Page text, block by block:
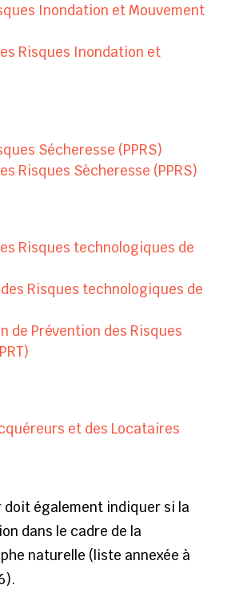
Inondation et Mouvement
Risques Inondation et
Sécheresse (PPRS)
Risques Sècheresse (PPRS)
Risques technologiques de
Risques technologiques de
de Prévention des Risques
et des Locataires
également indiquer si la
dans le cadre de la
naturelle (liste annexée à